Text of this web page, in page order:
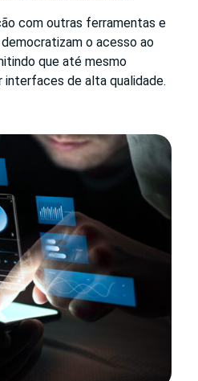
com outras ferramentas e
o acesso ao
que até mesmo
interfaces de alta qualidade.